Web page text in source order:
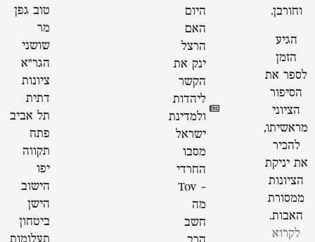
וחורבן.
הגיע
הזמן
לספר את
הסיפור
הציוני
מראשיתו,
להכיר
את יניקת
הציונות
ממסורת
האבות.
לקרוא
היום
האם
הרצל
ינק את
הקשר
ליהדות
ולמדינת
ישראל
מסבו
החרדי
- Tov
מה
חשב
טוב גפן
מר
שושני
הגר"א
ציונות
דתית
תל אביב
פתח
תקווה
יפו
הישוב
הישן
ביטחון
תעלומות